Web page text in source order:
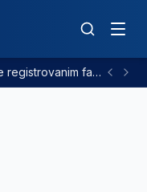
ZDK odobrio 2,38 miliona KM podrške registrovanim farmama goveda